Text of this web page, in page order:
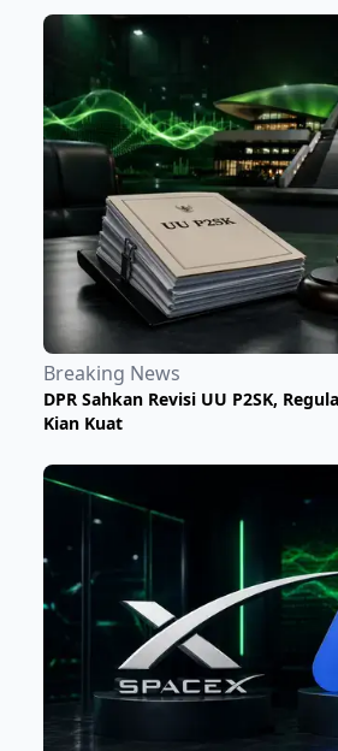
Breaking News
DPR Sahkan Revisi UU P2SK,
Kian Kuat